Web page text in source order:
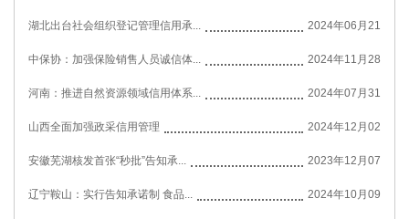
湖北出台社会组织登记管理信用承... 2024年06月21
中保协：加强保险销售人员诚信体... 2024年11月28
河南：推进自然资源领域信用体系... 2024年07月31
山西全面加强政采信用管理 2024年12月02
安徽芜湖核发首张“秒批”告知承... 2023年12月07
辽宁鞍山：实行告知承诺制 食品... 2024年10月09